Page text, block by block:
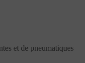
et de pneumatiques